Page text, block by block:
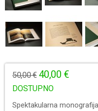
50,00 € 40,00 €
DOSTUPNO
Spektakularna